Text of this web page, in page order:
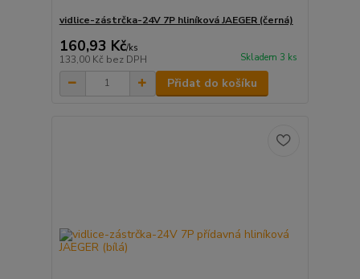
vidlice-zástrčka-24V 7P hliníková JAEGER (černá)
160,93 Kč/ks
133,00 Kč bez DPH Skladem 3 ks
Přidat do košíku